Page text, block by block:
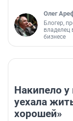
Олег
Блогер,
владелец
бизнесе
Накипело
уехала
хорошей»